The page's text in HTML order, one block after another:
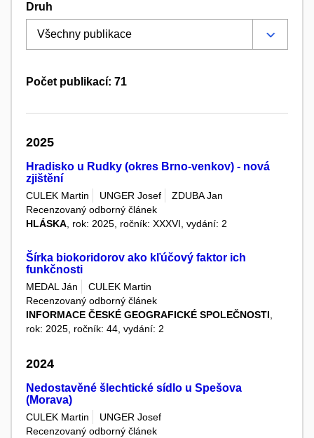
Druh
Počet publikací: 71
2025
Hradisko u Rudky (okres Brno-venkov) - nová
zjištění
CULEK Martin UNGER Josef
ZDUBA Jan
Recenzovaný odborný článek
HLÁSKA , rok: 2025, ročník: XXXVI, vydání: 2
Šírka biokoridorov ako kľúčový faktor ich
funkčnosti
MEDAL Ján
CULEK Martin
Recenzovaný odborný článek
INFORMACE ČESKÉ GEOGRAFICKÉ SPOLEČNOSTI
rok: 2025, ročník: 44, vydání: 2
2024
Nedostavěné šlechtické sídlo u Spešova
(Morava)
CULEK Martin
UNGER Josef
Recenzovaný odborný článek